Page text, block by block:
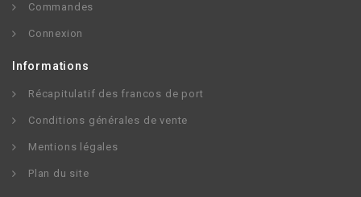
Commandes
Connexion
Informations
Récapitulatif des francos de port
Conditions générales de vente
Mentions légales
Plan du site